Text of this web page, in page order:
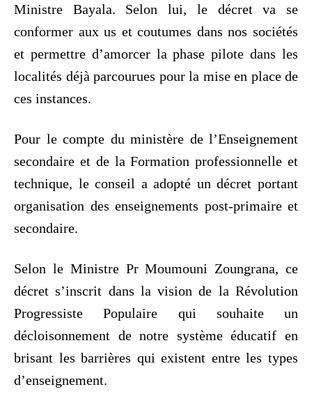
Ministre Bayala. Selon lui, le décret va se
conformer aux us et coutumes dans nos sociétés
et permettre d’amorcer la phase pilote dans les
localités déjà parcourues pour la mise en place de
ces instances.
Pour le compte du ministère de l’Enseignement
secondaire et de la Formation professionnelle et
technique, le conseil a adopté un décret portant
organisation des enseignements post-primaire et
secondaire.
Selon le Ministre Pr Moumouni Zoungrana, ce
décret s’inscrit dans la vision de la Révolution
Progressiste Populaire qui souhaite un
décloisonnement de notre système éducatif en
brisant les barrières qui existent entre les types
d’enseignement.